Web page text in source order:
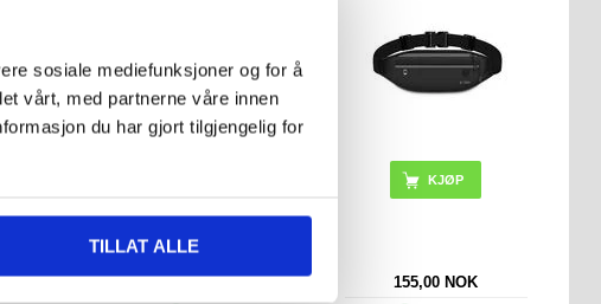
sosiale mediefunksjoner og for å
vårt, med partnerne våre innen
du har gjort tilgjengelig for
TILLAT ALLE
108,00 NOK 155,00 NOK